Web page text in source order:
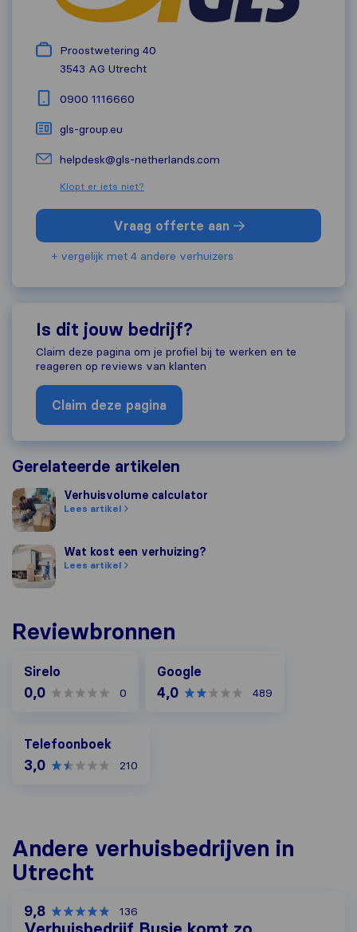
Proostwetering 40
3543 AG Utrecht
0900 1116660
gls-group.eu
helpdesk@gls-netherlands.com
Klopt er iets niet?
Vraag offerte aan
+ vergelijk met 4 andere verhuizers
Is dit jouw bedrijf?
Claim deze pagina om je profiel bij te werken en te
reageren op reviews van klanten
Claim deze pagina
Gerelateerde artikelen
Verhuisvolume calculator
Verhuisvolume calculator
Lees artikel
Wat kost een verhuizing?
Wat kost een verhuizing?
Lees artikel
Reviewbronnen
Sirelo
0,0 0
Google
4,0 489
Telefoonboek
3,0 210
Andere verhuisbedrijven in
Utrecht
9,8 136